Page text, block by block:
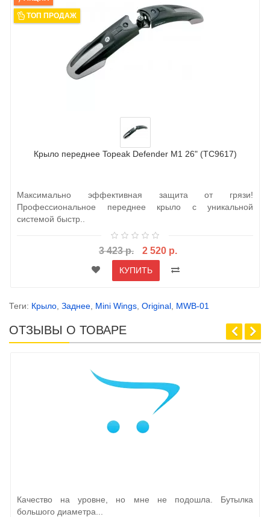
ТОП ПРОДАЖ
Крыло переднее Topeak Defender M1 26" (TC9617)
Максимально эффективная защита от грязи!
Профессиональное переднее крыло с уникальной
системой быстр..
3 423 р. 2 520 р.
КУПИТЬ
Теги: Крыло Заднее Mini Wings Original MWB-01
ОТЗЫВЫ О ТОВАРЕ
Качество на уровне, но мне не подошла. Бутылка
большого диаметра...